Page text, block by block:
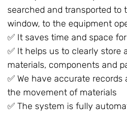
searched and transported to
window, to the equipment
✅ It saves time and space
✅ It helps us to clearly store
materials, components and
✅ We have accurate
the movement of materials
✅ The system is fully